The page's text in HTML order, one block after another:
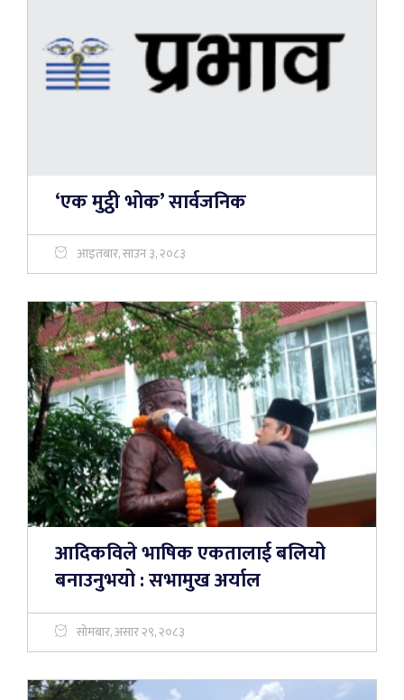
‘एक मुट्ठी भोक’ सार्वजनिक
आइतबार, साउन ३, २०८३
आदिकविले भाषिक एकतालाई बलियो
बनाउनुभयो : सभामुख अर्याल
सोमबार, असार २९, २०८३